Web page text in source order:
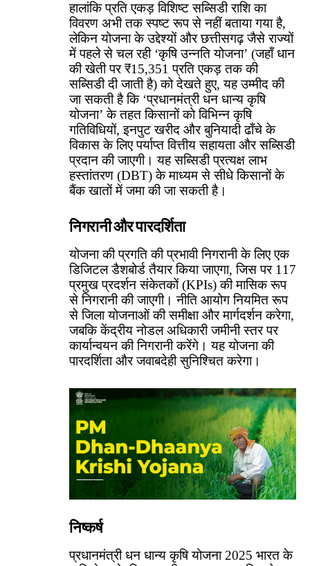
हालांकि प्रति एकड़ विशिष्ट सब्सिडी राशि का
विवरण अभी तक स्पष्ट रूप से नहीं बताया गया है,
लेकिन योजना के उद्देश्यों और छत्तीसगढ़ जैसे राज्यों
में पहले से चल रही ‘कृषि उन्नति योजना’ (जहाँ धान
की खेती पर ₹15,351 प्रति एकड़ तक की
सब्सिडी दी जाती है) को देखते हुए, यह उम्मीद की
जा सकती है कि ‘प्रधानमंत्री धन धान्य कृषि
योजना’ के तहत किसानों को विभिन्न कृषि
गतिविधियों, इनपुट खरीद और बुनियादी ढाँचे के
विकास के लिए पर्याप्त वित्तीय सहायता और सब्सिडी
प्रदान की जाएगी। यह सब्सिडी प्रत्यक्ष लाभ
हस्तांतरण (DBT) के माध्यम से सीधे किसानों के
बैंक खातों में जमा की जा सकती है।
निगरानी और पारदर्शिता
योजना की प्रगति की प्रभावी निगरानी के लिए एक
डिजिटल डैशबोर्ड तैयार किया जाएगा, जिस पर 117
प्रमुख प्रदर्शन संकेतकों (KPIs) की मासिक रूप
से निगरानी की जाएगी। नीति आयोग नियमित रूप
से जिला योजनाओं की समीक्षा और मार्गदर्शन करेगा,
जबकि केंद्रीय नोडल अधिकारी जमीनी स्तर पर
कार्यान्वयन की निगरानी करेंगे। यह योजना की
पारदर्शिता और जवाबदेही सुनिश्चित करेगा।
निष्कर्ष
प्रधानमंत्री धन धान्य कृषि योजना 2025 भारत के